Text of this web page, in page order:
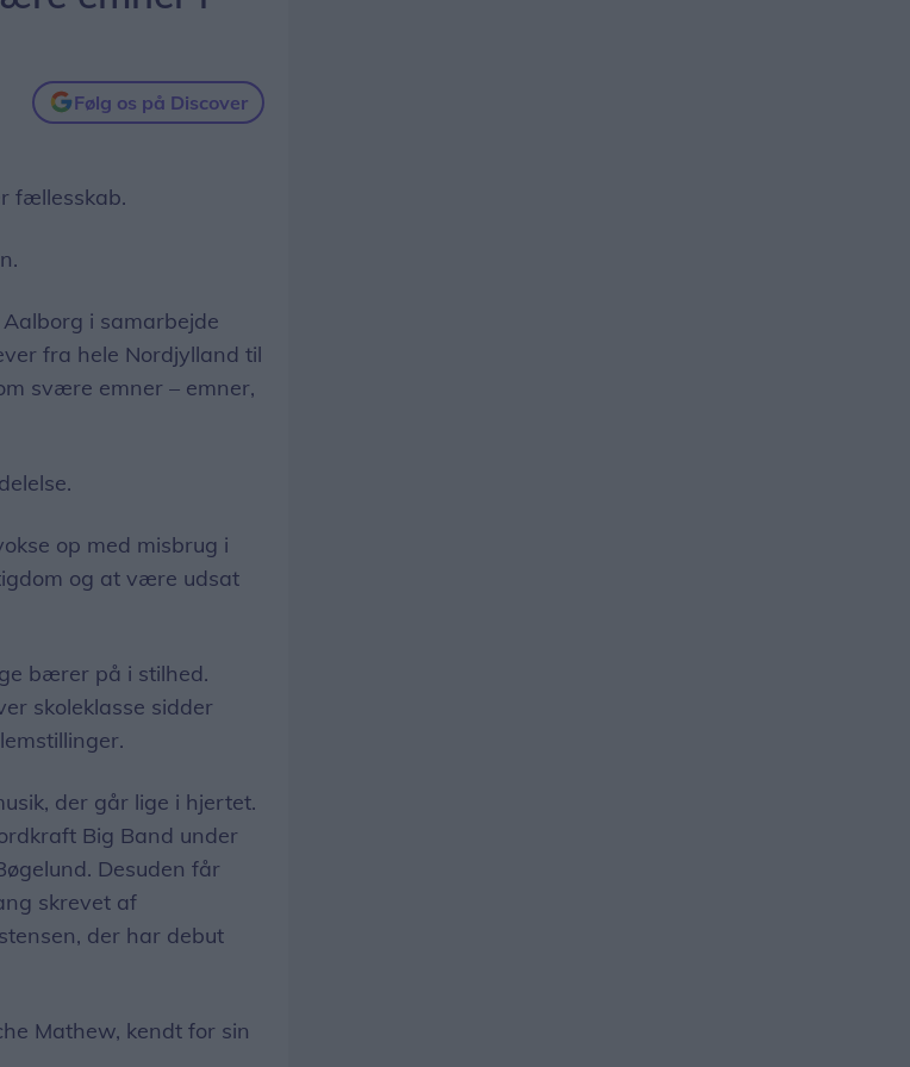
Følg os på Discover
fællesskab.
i samarbejde
fra hele Nordjylland til
svære emner – emner,
op med misbrug i
og at være udsat
bærer på i stilhed.
skoleklasse sidder
der går lige i hjertet.
Big Band under
Desuden får
skrevet af
der har debut
Mathew, kendt for sin